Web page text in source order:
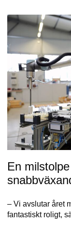
En
– Vi avslutar året
fantastiskt roligt,